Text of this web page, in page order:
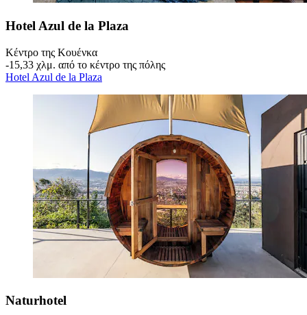
Hotel Azul de la Plaza
Κέντρο της Κουένκα
‐15,33 χλμ. από το κέντρο της πόλης
Hotel Azul de la Plaza
Naturhotel